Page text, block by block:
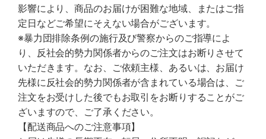
影響により、商品のお届けが困難な地域、またはご指
定日などご希望にそえない場合がございます。
※暴力団排除条例の施行及び警察からのご指導によ
り、反社会的勢力関係者からのご注文はお断りさせて
いただきます。なお、ご依頼主様、あるいは、お届け
先様に反社会的勢力関係者が含まれている場合は、ご
注文をお受けした後でもお取引をお断りすることがご
ざいますので、ご了承ください。
【配送商品へのご注意事項】